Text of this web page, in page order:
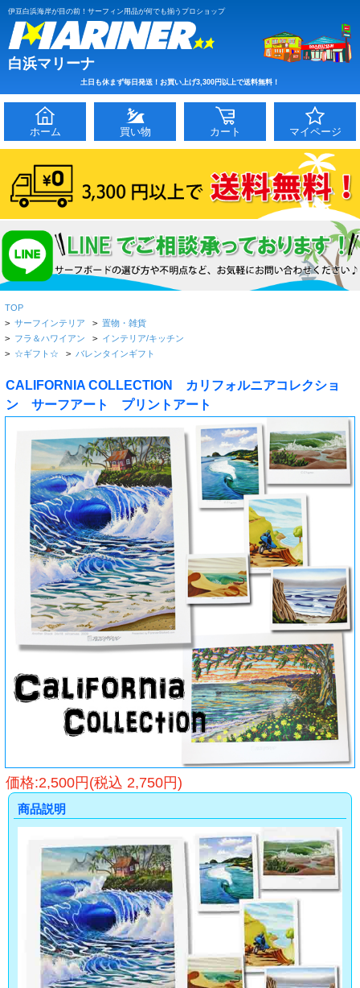
伊豆白浜海岸が目の前！サーフィン用品が何でも揃うプロショップ
白浜マリーナ
土日も休まず毎日発送！お買い上げ3,300円以上で送料無料！
ホーム 買い物 カート マイページ
TOP
> サーフインテリア > 置物・雑貨
> フラ＆ハワイアン > インテリア/キッチン
> ☆ギフト☆ > バレンタインギフト
CALIFORNIA COLLECTION カリフォルニアコレクショ
ン サーフアート プリントアート
価格:2,500円(税込 2,750円)
商品説明